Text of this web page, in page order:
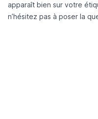
apparaît bien sur votre
n’hésitez pas à poser la